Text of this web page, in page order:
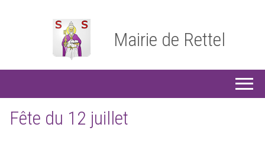
Mairie de Rettel
Fête du 12 juillet